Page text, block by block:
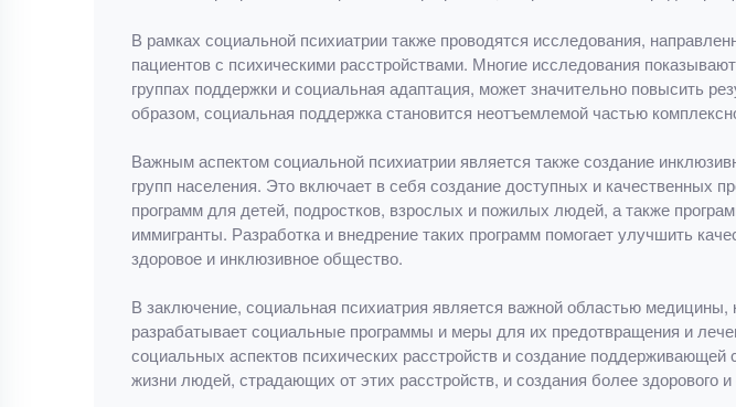
В рамках социальной психиатрии также проводятся исследования,
пациентов с психическими расстройствами. Многие исследования
группах поддержки и социальная адаптация, может значительно повысить
образом, социальная поддержка становится неотъемлемой частью
Важным аспектом социальной психиатрии является также создание
групп населения. Это включает в себя создание доступных и качественных
программ для детей, подростков, взрослых и пожилых людей, а также
иммигранты. Разработка и внедрение таких программ помогает улучшить
здоровое и инклюзивное общество.
В заключение, социальная психиатрия является важной областью
разрабатывает социальные программы и меры для их предотвращения и
социальных аспектов психических расстройств и создание
жизни людей, страдающих от этих расстройств, и создания более здорового